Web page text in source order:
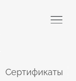
Сертификаты